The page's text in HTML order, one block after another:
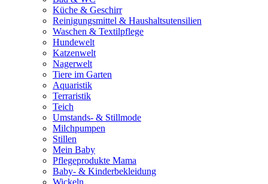
Küche & Geschirr
Reinigungsmittel & Haushaltsutensilien
Waschen & Textilpflege
Hundewelt
Katzenwelt
Nagerwelt
Tiere im Garten
Aquaristik
Terraristik
Teich
Umstands- & Stillmode
Milchpumpen
Stillen
Mein Baby
Pflegeprodukte Mama
Baby- & Kinderbekleidung
Wickeln